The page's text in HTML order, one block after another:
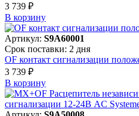
3 739 ₽
В корзинy
Артикул: S9A60001
Срок поставки: 2 дня
OF контакт сигнализации
3 739 ₽
В корзинy